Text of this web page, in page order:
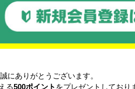
にありがとうございます。
る500ポイント をプレゼントしており